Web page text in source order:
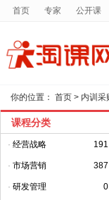
你的位置： 首页 > 内训采
课程分类
· 经营战略
· 市场营销 387
· 研发管理
首页 专家 公开课